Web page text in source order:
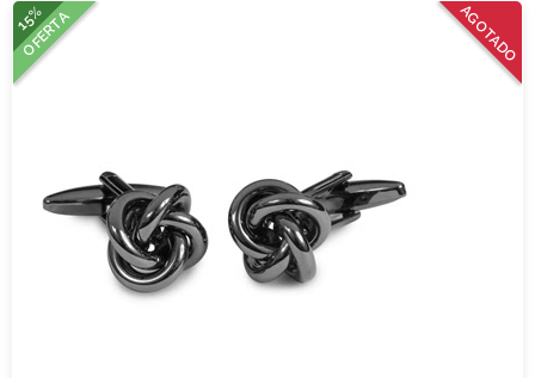
AGOTADO
15%
OFERTA